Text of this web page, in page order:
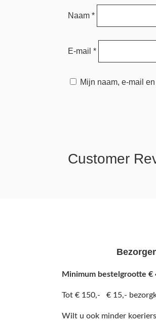
Naam*
E-mail*
Mijn naam, e-mail
Customer
Minimum bestelgrootte €
Tot € 150,- € 15,-
Wilt u ook minder